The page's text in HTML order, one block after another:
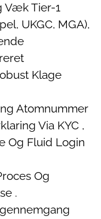
Væk Tier-1
UKGC, MGA),
Klage
Atomnummer
Via KYC ,
Og Fluid Login
Og
.